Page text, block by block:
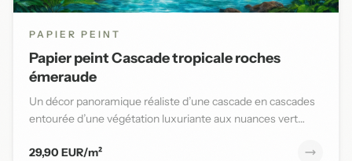
PAPIER PEINT
Papier peint Cascade tropicale roches
émeraude
Un décor panoramique réaliste d’une cascade en cascades
entourée d’une végétation luxuriante aux nuances vert
29,90 EUR/m²